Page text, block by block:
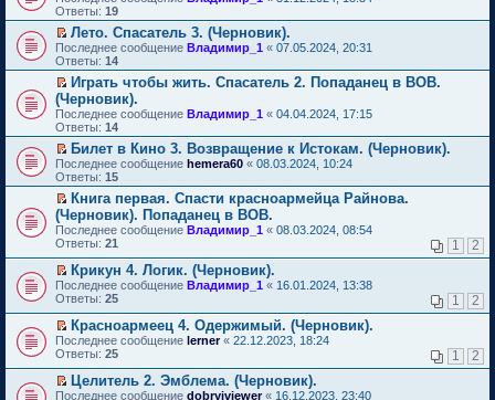
и
т
а
н
н
о
м
у
с
о
о
б
щ
е
н
и
ю
е
п
р
о
ч
и
т
а
н
н
о
м
у
с
о
о
б
щ
н
и
ю
е
р
в
о
м
у
н
е
п
р
о
ч
и
т
а
н
н
о
у
с
о
о
б
щ
е
н
и
ю
т
и
к
п
е
р
в
о
м
у
н
е
п
р
о
ч
и
т
а
н
н
о
м
у
с
о
о
б
щ
е
е
р
е
й
т
и
к
п
е
р
в
о
м
у
н
е
п
р
о
ч
и
т
а
н
н
о
м
у
с
о
Ответы: 19
П
е
р
е
й
т
и
к
п
е
р
в
о
м
у
н
е
п
р
о
и
т
а
н
н
о
Лето. Спасатель 3. (Черновик).
Последнее сообщение Владимир_1 « 07.05.2024, 20:31
Ответы: 14
П
е
р
е
й
т
и
к
п
е
р
в
м
у
н
е
п
р
о
ч
и
т
Играть чтобы жить. Спасатель 2. Попаданец в ВОВ.
(Черновик).
Последнее сообщение Владимир_1 « 04.04.2024, 17:15
Ответы: 14
П
е
р
е
й
т
и
п
е
р
в
о
м
у
н
е
п
Билет в Кино 3. Возвращение к Истокам. (Черновик).
Последнее сообщение hemera60 « 08.03.2024, 10:24
Ответы: 15
П
е
р
е
й
т
и
к
п
е
р
в
о
м
у
Книга первая. Спасти красноармейца Райнова.
(Черновик). Попаданец в ВОВ.
Последнее сообщение Владимир_1 « 08.03.2024, 08:54
Ответы: 21 1 2
П
е
е
й
т
и
к
п
Крикун 4. Логик. (Черновик).
Последнее сообщение Владимир_1 « 16.01.2024, 13:38
Ответы: 25 1 2
П
е
е
й
Красноармеец 4. Одержимый. (Черновик).
Последнее сообщение lerner« 22.12.2023, 18:24
Ответы: 25 1 2
П
Целитель 2. Эмблема. (Черновик).
Последнее сообщение dobryiviewer« 16.12.2023, 23:40